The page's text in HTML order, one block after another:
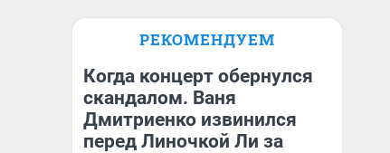
РЕКОМЕНДУЕМ
Когда концерт обернулся
скандалом. Ваня
Дмитриенко извинился
перед Линочкой Ли за